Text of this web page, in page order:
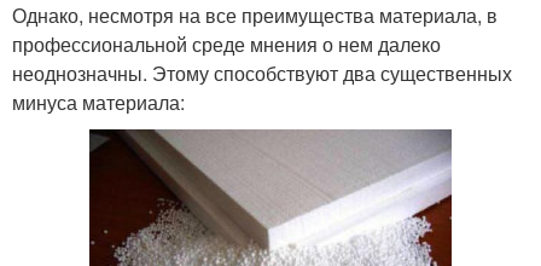
Однако, несмотря на все преимущества материала, в
профессиональной среде мнения о нем далеко
неоднозначны. Этому способствуют два существенных
минуса материала: